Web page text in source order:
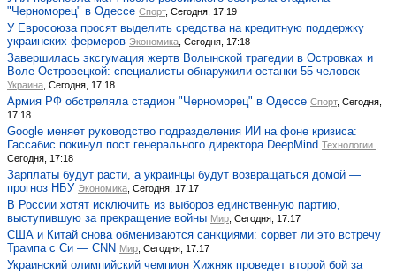
"Черноморец" в Одессе Спорт, Сегодня, 17:19
У Евросоюза просят выделить средства на кредитную поддержку
украинских фермеров Экономика , Сегодня, 17:18
Завершилась эксгумация жертв Волынской трагедии в Островках и
Воле Островецкой: специалисты обнаружили останки 55 человек
Украина , Сегодня, 17:18
Армия РФ обстреляла стадион "Черноморец" в Одессе Спорт, Сегодня,
17:18
Google меняет руководство подразделения ИИ на фоне кризиса:
Гассабис покинул пост генерального директора DeepMind Технологии
Сегодня, 17:18
Зарплаты будут расти, а украинцы будут возвращаться домой —
прогноз НБУ Экономика , Сегодня, 17:17
В России хотят исключить из выборов единственную партию,
выступившую за прекращение войны Мир , Сегодня, 17:17
США и Китай снова обмениваются санкциями: сорвет ли это встречу
Трампа с Си — CNN Мир , Сегодня, 17:17
Украинский олимпийский чемпион Хижняк проведет второй бой за